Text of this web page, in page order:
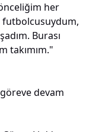
her
futbolcusuydum,
Burası
takımım."
devam